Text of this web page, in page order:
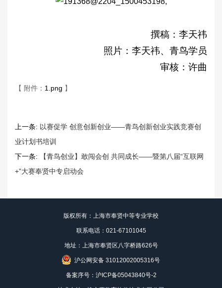
撰稿：李天祎
照片：李天祎、青鸟学员
审核：许曲
【 附件： 1.png 】
上一条: 以赛促学 创意创新创业——青鸟创新创业实践竞赛创
业计划书培训
下一条:
【青鸟创业】敢闯会创 共同成长——暨第八届“互联网
+”大赛奉贤中专启动会
版权所有：上海市奉贤中等专业学校
联系电话：021-67101045
地址：上海市奉贤区八字桥路626号
沪公网安备 31012002005316号
备案序号： 沪ICP备05043840号-2